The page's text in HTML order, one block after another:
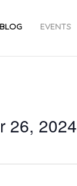
BLOG EVENTS
26, 2024